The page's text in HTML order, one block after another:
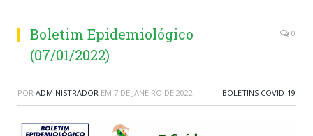
Boletim Epidemiológico
(07/01/2022)
0
POR ADMINISTRADOR EM 7 DE JANEIRO DE 2022 BOLETINS COVID-19